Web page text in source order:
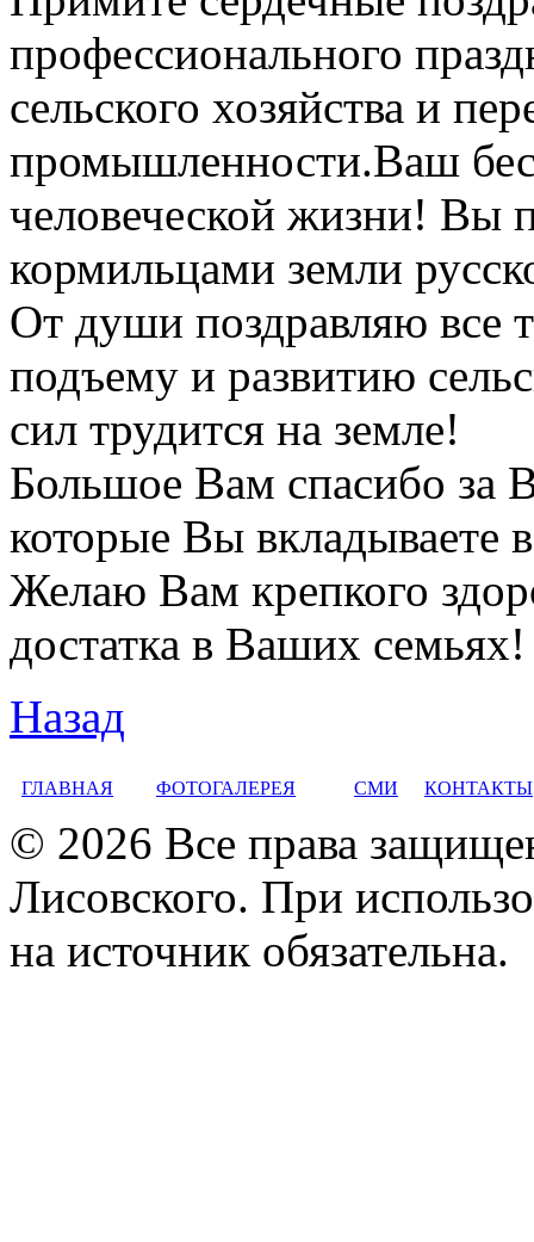
профессионального
сельского хозяйства и
промышленности.Ваш
человеческой жизни! Вы
кормильцами земли
От души поздравляю все
подъему и развитию
сил трудится на земле!
Большое Вам спасибо за
которые Вы вкладываете
Желаю Вам крепкого
достатка в Ваших семьях!
Назад
ГЛАВНАЯ ФОТОГАЛЕРЕЯ СМИ КОНТАКТЫ
© 2026 Все права
Лисовского. При
на источник обязательна.